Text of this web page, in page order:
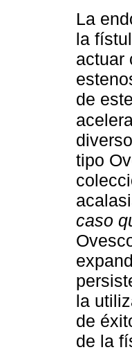
La
la
actuar
de
tipo
caso
la
de
de la